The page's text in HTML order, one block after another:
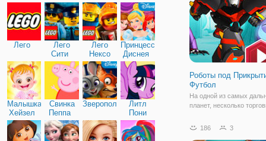
Лего
Лего
Сити
Лего
Нексо
Найтс
Принцессы
Диснея
Малышка
Хейзел
Свинка
Пеппа
Зверополис
Литл
Пони
Дружба
Роботы под
Футбол
На одной из самых
планет, несколько
самую большую сделку
186 3